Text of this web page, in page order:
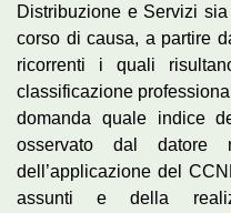
Distribuzione e Servizi
corso di causa, a partire
ricorrenti i quali
classificazione
domanda quale indice
osservato dal datore
dell’applicazione del
assunti e della